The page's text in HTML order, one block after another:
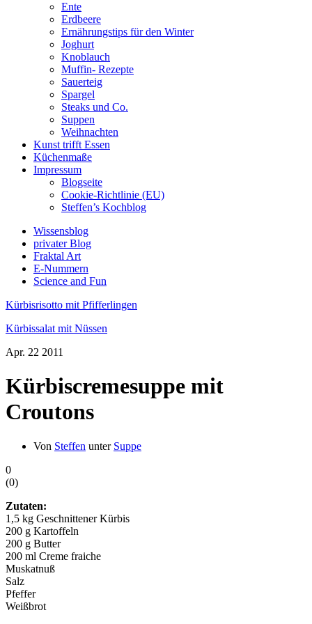
Ente
Erdbeere
Ernährungstips für den Winter
Joghurt
Knoblauch
Muffin- Rezepte
Sauerteig
Spargel
Steaks und Co.
Suppen
Weihnachten
Kunst trifft Essen
Küchenmaße
Impressum
Blogseite
Cookie-Richtlinie (EU)
Steffen’s Kochblog
Wissensblog
privater Blog
Fraktal Art
E-Nummern
Science and Fun
Kürbisrisotto mit Pfifferlingen
Kürbissalat mit Nüssen
Apr. 22 2011
Kürbiscremesuppe mit
Croutons
Von Steffen unter Suppe
0
(0)
Zutaten:
1,5 kg Geschnittener Kürbis
200 g Kartoffeln
200 g Butter
200 ml Creme fraiche
Muskatnuß
Salz
Pfeffer
Weißbrot